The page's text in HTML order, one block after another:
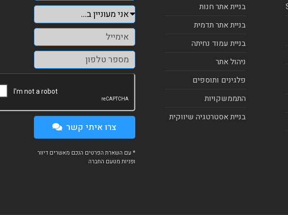
בניית אתר חנות
בניית אתר תדמית
בניית עמוד נחיתה
ניהול אתר
פלגינים ותוספים
התממשקויות
בניית אסטרטגיה שיווקית
צרו איתי קשר
* עם השארת הפרטים הנכם מאשרים דיוור
ופניות מטעם החברה